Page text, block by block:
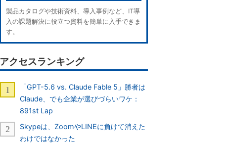
製品カタログや技術資料、導入事例など、IT導
入の課題解決に役立つ資料を簡単に入手できま
す。
アクセスランキング
「GPT-5.6 vs. Claude Fable 5」勝者は
Claude、でも企業が選びづらいワケ：
891st Lap
Skypeは、ZoomやLINEに負けて消えた
わけではなかった